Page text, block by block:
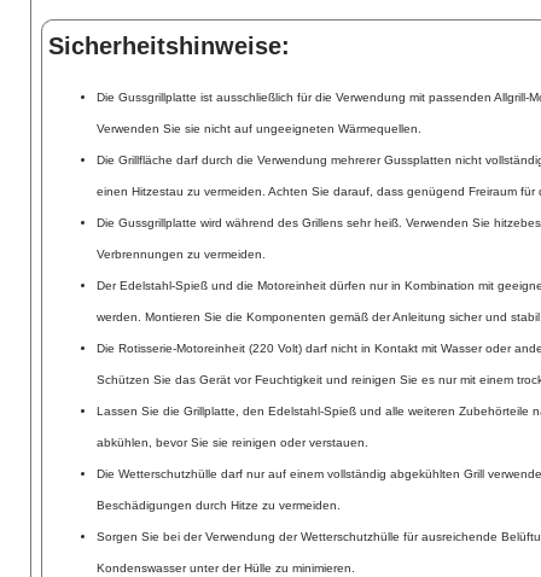
Sicherheitshinweise:
Die Gussgrillplatte ist ausschließlich für die Verwendung mit passenden Allgrill-
Verwenden Sie sie nicht auf ungeeigneten Wärmequellen.
Die Grillfläche darf durch die Verwendung mehrerer Gussplatten nicht
einen Hitzestau zu vermeiden. Achten Sie darauf, dass genügend Freiraum für
Die Gussgrillplatte wird während des Grillens sehr heiß. Verwenden Sie
Verbrennungen zu vermeiden.
Der Edelstahl-Spieß und die Motoreinheit dürfen nur in Kombination mit
werden. Montieren Sie die Komponenten gemäß der Anleitung sicher und
Die Rotisserie-Motoreinheit (220 Volt) darf nicht in Kontakt mit Wasser oder
Schützen Sie das Gerät vor Feuchtigkeit und reinigen Sie es nur mit einem
Lassen Sie die Grillplatte, den Edelstahl-Spieß und alle weiteren Zubehörteile
abkühlen, bevor Sie sie reinigen oder verstauen.
Die Wetterschutzhülle darf nur auf einem vollständig abgekühlten Grill
Beschädigungen durch Hitze zu vermeiden.
Sorgen Sie bei der Verwendung der Wetterschutzhülle für ausreichende
Kondenswasser unter der Hülle zu minimieren.